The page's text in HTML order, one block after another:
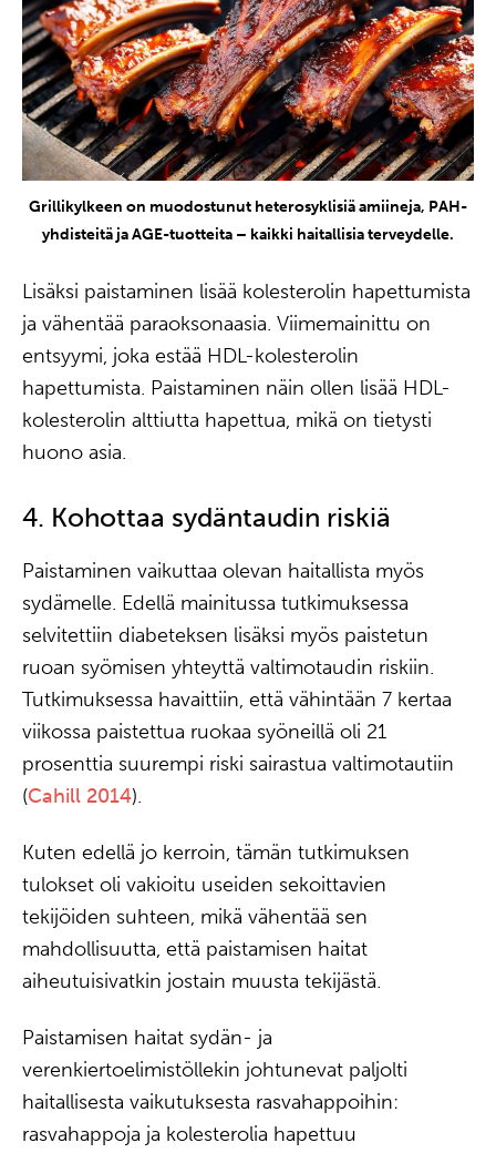
Grillikylkeen on muodostunut heterosyklisiä amiineja, PAH-
yhdisteitä ja AGE-tuotteita – kaikki haitallisia terveydelle.
Lisäksi paistaminen lisää kolesterolin hapettumista
ja vähentää paraoksonaasia. Viimemainittu on
entsyymi, joka estää HDL-kolesterolin
hapettumista. Paistaminen näin ollen lisää HDL-
kolesterolin alttiutta hapettua, mikä on tietysti
huono asia.
4. Kohottaa sydäntaudin riskiä
Paistaminen vaikuttaa olevan haitallista myös
sydämelle. Edellä mainitussa tutkimuksessa
selvitettiin diabeteksen lisäksi myös paistetun
ruoan syömisen yhteyttä valtimotaudin riskiin.
Tutkimuksessa havaittiin, että vähintään 7 kertaa
viikossa paistettua ruokaa syöneillä oli 21
prosenttia suurempi riski sairastua valtimotautiin
(Cahill 2014).
Kuten edellä jo kerroin, tämän tutkimuksen
tulokset oli vakioitu useiden sekoittavien
tekijöiden suhteen, mikä vähentää sen
mahdollisuutta, että paistamisen haitat
aiheutuisivatkin jostain muusta tekijästä.
Paistamisen haitat sydän- ja
verenkiertoelimistöllekin johtunevat paljolti
haitallisesta vaikutuksesta rasvahappoihin:
rasvahappoja ja kolesterolia hapettuu